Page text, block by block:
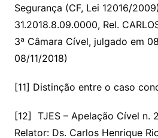
Segurança (CF, Lei 12016/
31.2018.8.09.0000, Rel.
3ª Câmara Cível, julgado em
08/11/2018)
[11] Distinção entre o caso
[12] TJES – Apelação Cível n.
Relator: Ds. Carlos Henrique